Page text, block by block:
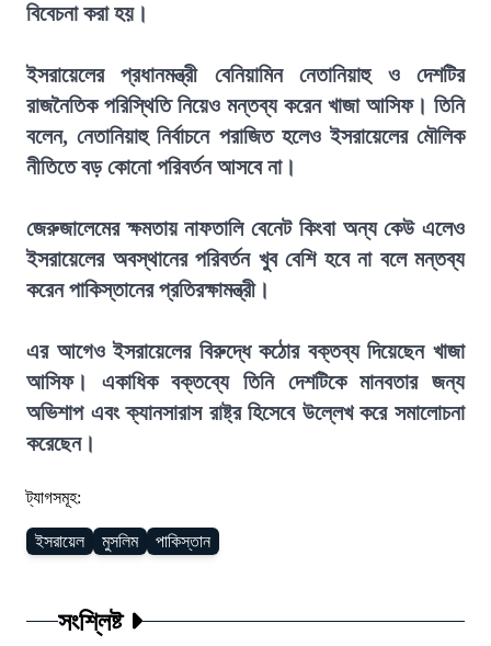
বিবেচনা করা হয়।
ইসরায়েলের প্রধানমন্ত্রী বেনিয়ামিন নেতানিয়াহু ও দেশটির
রাজনৈতিক পরিস্থিতি নিয়েও মন্তব্য করেন খাজা আসিফ। তিনি
বলেন, নেতানিয়াহু নির্বাচনে পরাজিত হলেও ইসরায়েলের মৌলিক
নীতিতে বড় কোনো পরিবর্তন আসবে না।
জেরুজালেমের ক্ষমতায় নাফতালি বেনেট কিংবা অন্য কেউ এলেও
ইসরায়েলের অবস্থানের পরিবর্তন খুব বেশি হবে না বলে মন্তব্য
করেন পাকিস্তানের প্রতিরক্ষামন্ত্রী।
এর আগেও ইসরায়েলের বিরুদ্ধে কঠোর বক্তব্য দিয়েছেন খাজা
আসিফ। একাধিক বক্তব্যে তিনি দেশটিকে মানবতার জন্য
অভিশাপ এবং ক্যানসারাস রাষ্ট্র হিসেবে উল্লেখ করে সমালোচনা
করেছেন।
ট্যাগসমূহ:
ইসরায়েল মুসলিম পাকিস্তান
সংশ্লিষ্ট